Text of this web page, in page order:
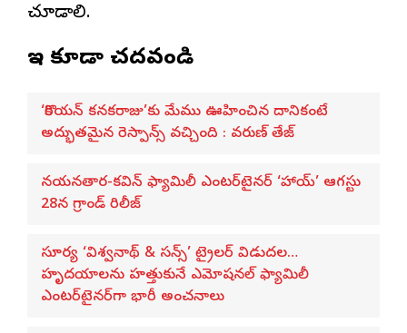
చూడాలి.
ఇవి కూడా చదవండి
‘కొరియన్ కనకరాజు’కు మేము ఊహించిన దానికంటే
అద్భుతమైన రెస్పాన్స్ వచ్చింది : వరుణ్ తేజ్
నయనతార-కవిన్ ఫ్యామిలీ ఎంటర్‌టైనర్ ‘హాయ్’ ఆగస్టు
28న గ్రాండ్ రిలీజ్
సూర్య ‘విశ్వనాథ్ & సన్స్’ ట్రైలర్ విడుదల…
హృదయాలను హత్తుకునే ఎమోషనల్ ఫ్యామిలీ
ఎంటర్‌టైనర్‌గా భారీ అంచనాలు